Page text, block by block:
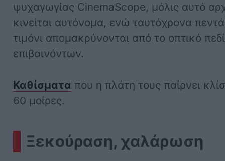
ψυχαγωγίας CinemaScope, μόλις αυτό
κινείται αυτόνομα, ενώ ταυτόχρονα
τιμόνι απομακρύνονται από το οπτικό
επιβαινόντων.
Καθίσματα που η πλάτη τους παίρνει
60 μοίρες.
Ξεκούραση, χαλάρωση